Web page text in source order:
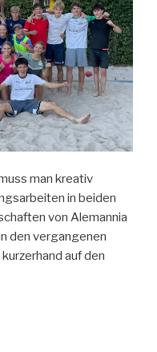
man kreativ
in beiden
von Alemannia
den vergangenen
auf den